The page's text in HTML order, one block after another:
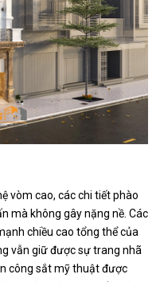
vòm cao, các chi tiết phào
mà không gây nặng nề. Các
chiều cao tổng thể của
vẫn giữ được sự trang nhã
công sắt mỹ thuật được